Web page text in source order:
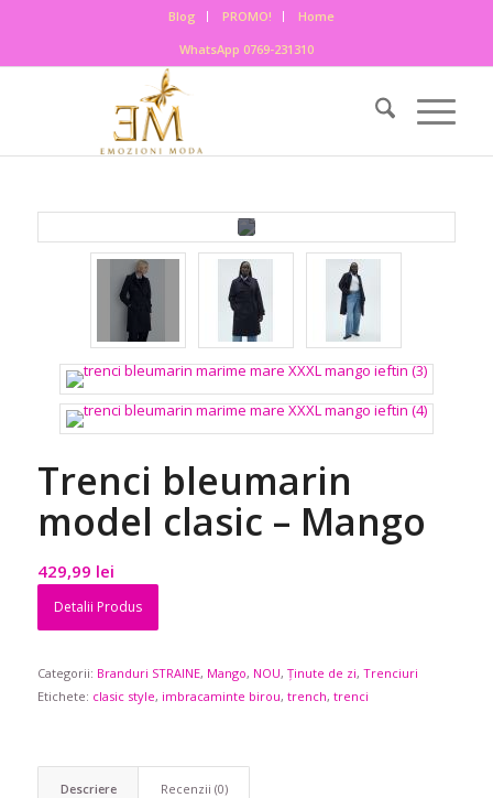
Blog PROMO!
Home
WhatsApp 0769-231310
Trenci bleumarin
model clasic – Mango
429,99 lei
Detalii Produs
Categorii: Branduri STRAINE, Mango, NOU, Ținute de zi, Trenciuri
Etichete: clasic style, imbracaminte birou, trench, trenci
Descriere Recenzii (0)